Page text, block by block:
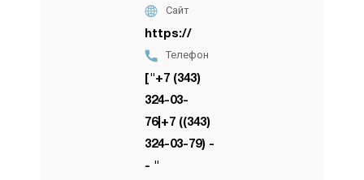
Сайт
https://
Телефон
["+7 (343)
324-03-
76|+7 ((343)
324-03-79) -
- "